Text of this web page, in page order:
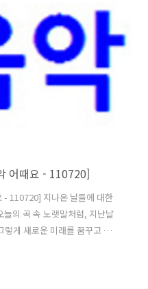
한 그런 곡이 되겠습니다.^^
원의 "솔개"입니다. "우리~는
~~ 소리없이 날아..
어때요 - 110720]
110720] 지나온 날들에 대한
의 곡 속 노랫말처럼, 지난날
게 새로운 미래를 꿈꾸고 나
러나, 단지 내 기억 속 지난날